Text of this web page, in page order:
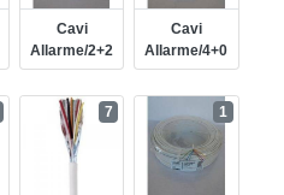
Cavi
Allarme/2+2
Cavi
Allarme/4+0
7 1